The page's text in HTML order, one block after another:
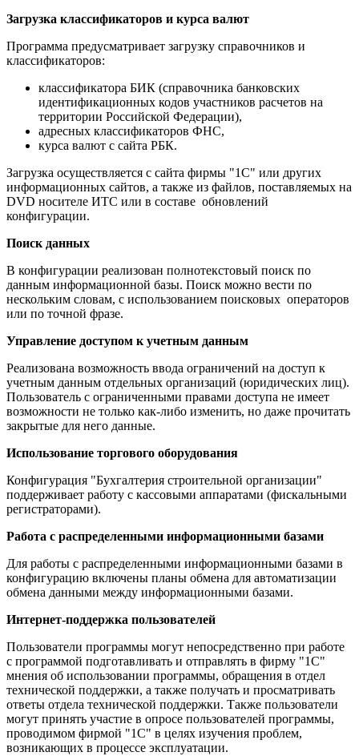
Загрузка классификаторов и курса валют
Программа предусматривает загрузку справочников и
классификаторов:
классификатора БИК (справочника банковских
идентификационных кодов участников расчетов на
территории Российской Федерации),
адресных классификаторов ФНС,
курса валют с сайта РБК.
Загрузка осуществляется с сайта фирмы "1С" или других
информационных сайтов, а также из файлов, поставляемых на
DVD носителе ИТС или в составе обновлений
конфигурации.
Поиск данных
В конфигурации реализован полнотекстовый поиск по
данным информационной базы. Поиск можно вести по
нескольким словам, с использованием поисковых операторов
или по точной фразе.
Управление доступом к учетным данным
Реализована возможность ввода ограничений на доступ к
учетным данным отдельных организаций (юридических лиц).
Пользователь с ограниченными правами доступа не имеет
возможности не только как-либо изменить, но даже прочитать
закрытые для него данные.
Использование торгового оборудования
Конфигурация "Бухгалтерия строительной организации"
поддерживает работу с кассовыми аппаратами (фискальными
регистраторами).
Работа с распределенными информационными базами
Для работы с распределенными информационными базами в
конфигурацию включены планы обмена для автоматизации
обмена данными между информационными базами.
Интернет-поддержка пользователей
Пользователи программы могут непосредственно при работе
с программой подготавливать и отправлять в фирму "1С"
мнения об использовании программы, обращения в отдел
технической поддержки, а также получать и просматривать
ответы отдела технической поддержки. Также пользователи
могут принять участие в опросе пользователей программы,
проводимом фирмой "1С" в целях изучения проблем,
возникающих в процессе эксплуатации.